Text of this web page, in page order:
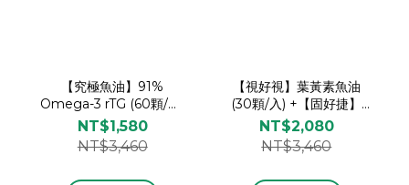
【究極魚油】91%
Omega-3 rTG (60顆/入)
+【穩好醣】白腎豆仙人掌
(60顆/入)
NT$1,580
NT$3,460
【視好視】葉黃素魚油
(30顆/入) +【固好捷】
UC-II® MSM (30顆/入)
NT$2,080
NT$3,460